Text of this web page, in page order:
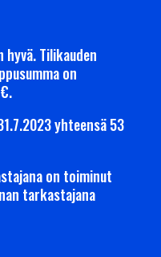
Tilikauden
on
yhteensä 53
on toiminut
tarkastajana